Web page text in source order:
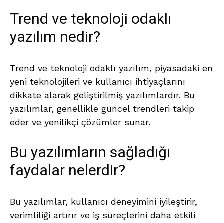
Trend ve teknoloji odaklı
yazılım nedir?
Trend ve teknoloji odaklı yazılım, piyasadaki en
yeni teknolojileri ve kullanıcı ihtiyaçlarını
dikkate alarak geliştirilmiş yazılımlardır. Bu
yazılımlar, genellikle güncel trendleri takip
eder ve yenilikçi çözümler sunar.
Bu yazılımların sağladığı
faydalar nelerdir?
Bu yazılımlar, kullanıcı deneyimini iyileştirir,
verimliliği artırır ve iş süreçlerini daha etkili